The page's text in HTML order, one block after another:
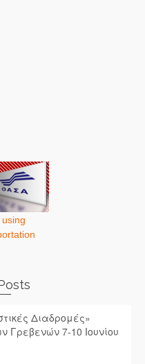
Διαδρομές»
Γρεβενών 7-10 Ιουνίου